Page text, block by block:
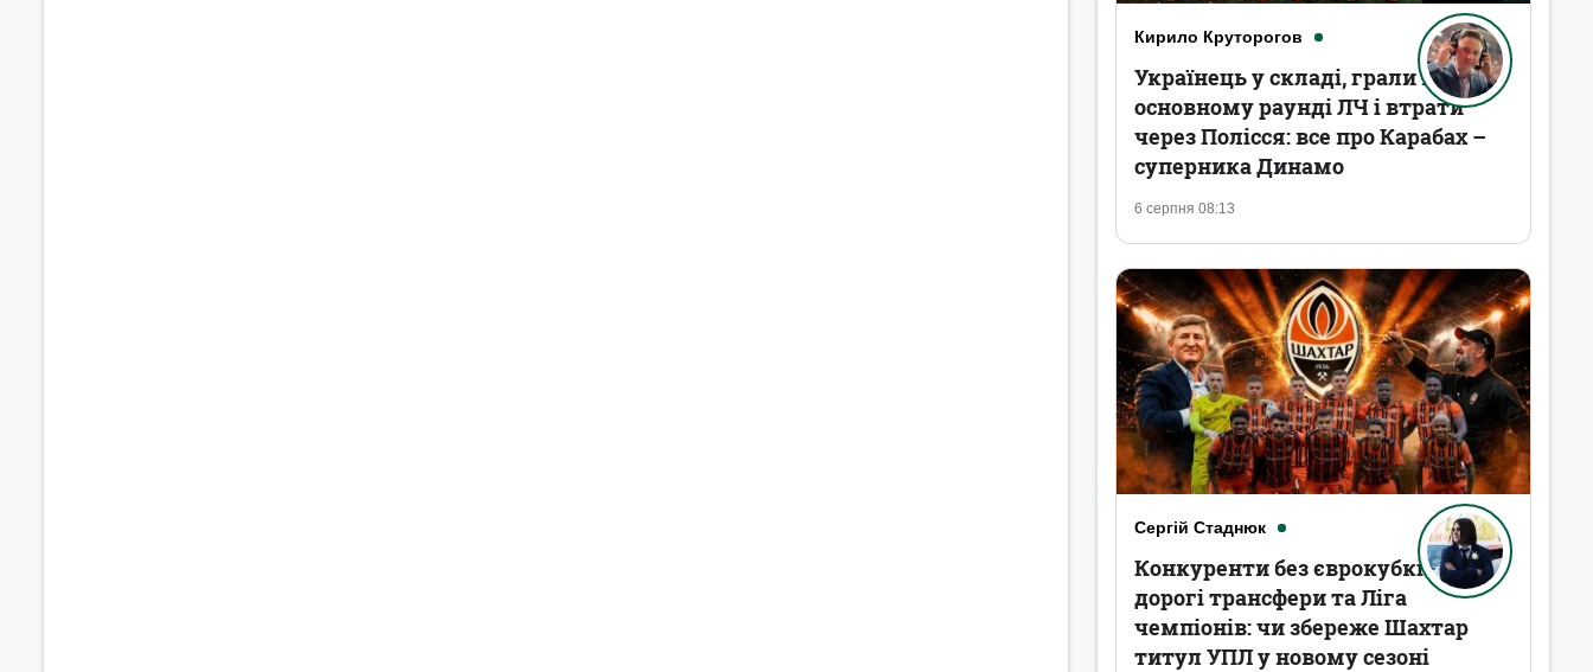
Кирило Круторогов
6 серпня 08:13
Українець у складі, грали в
основному раунді ЛЧ і втрати
через Полісся: все про Карабах –
суперника Динамо
Сергій Стаднюк
Конкуренти без єврокубків,
дорогі трансфери та Ліга
чемпіонів: чи збереже Шахтар
титул УПЛ у новому сезоні